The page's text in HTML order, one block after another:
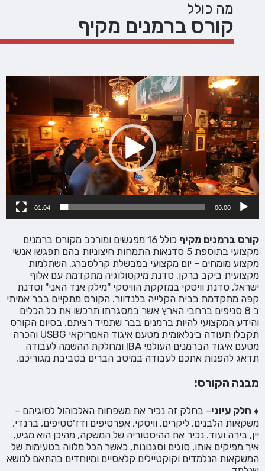
מה כולל
קורס ברמנים מקיף
וידאו
00:00
01:04
קורס ברמנים מקיף
כולל 16 מפגשים ומורכב מקורס ברמנים
מקצועי בתוספת 5 סדנאות התמחות חיצוניות בהם תפגשו אנשי
מקצוע מומחים – יום מקצועי במבשלת קרלסברג, השתלמות
מקצועית ביקב ברקן, סדנת מיקסולוגיה מתקדמת עם אלוף
ישראל, סדנת וויסקי במזקקת הוויסקי "מילק אנד האני" וסדנת
קפה מתקדמת בבית הקלייה בלנדוור. הקורס מתקיים בבר אמיתי
ב 8 סניפים ברחבי הארץ אשר במסגרתו תרכשו את כל הכלים
והידע המקצועי להיות ברמנים בבר שתמיד רציתם. בסיום הקורס
תקבלו תעודה בינלאומית מטעם איגוד האמריקאי USBG והכרה
מטעם איגוד הברמנים העולמי IBA ומחלקת ההשמה לעבודה
תדאג להפנות אתכם לעבודה במיטב הברים בסביבת מגוריכם.
מבנה הקורס:
♦ חלק עיוני– בחלק זה נכיר את משפחות האלכוהול לסוגיהם –
משקאות הלבנים, ליקרים, וויסקי, אפרטיפים ודז'סטיפים, ברנדי,
יין, בירה ועוד. נכיר את ההיסטוריה של המשקה, מהיכן הוא מגיע,
איך מפיקים אותו, סוגים וסגנונות, כאשר הכל מלווה בטעימות של
המשקאות הנלמדים וקוקטיילים קלאסיים ומיוחדים בהתאם לנושא